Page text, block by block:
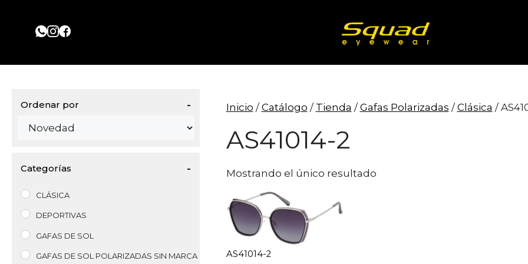
contenido
Ordenar por
Sort Products
Categorías
CLÁSICA
DEPORTIVAS
GAFAS DE SOL
GAFAS DE SOL POLARIZADAS SIN MARCA
Inicio / Catálogo / Tienda / Gafas Polarizadas / Clásica /
AS41014-2
Mostrando el único resultado
AS41014-2